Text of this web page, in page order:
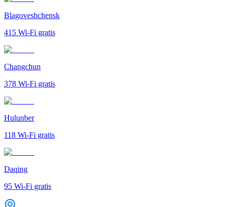
Blagoveshchensk
415 Wi-Fi gratis
Changchun
378 Wi-Fi gratis
Hulunber
118 Wi-Fi gratis
Daqing
95 Wi-Fi gratis